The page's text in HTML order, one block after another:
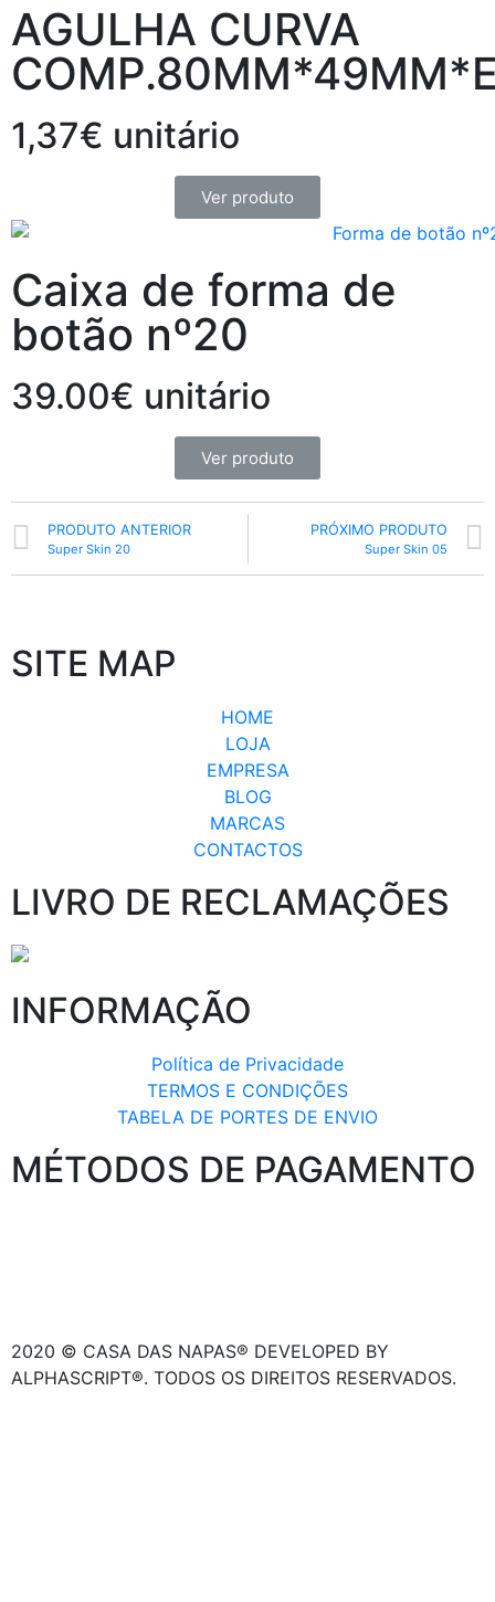
AGULHA CURVA
1,37€ unitário
Ver produto
Caixa de forma de
botão nº20
39.00€ unitário
Ver produto
PRODUTO ANTERIOR
Super Skin 20
PRÓXIMO PRODUTO
Super Skin 05
SITE MAP
HOME
LOJA
EMPRESA
BLOG
MARCAS
CONTACTOS
LIVRO DE RECLAMAÇÕES
INFORMAÇÃO
Política de Privacidade
TERMOS E CONDIÇÕES
TABELA DE PORTES DE ENVIO
MÉTODOS DE PAGAMENTO
2020 © CASA DAS NAPAS® DEVELOPED BY
ALPHASCRIPT®. TODOS OS DIREITOS RESERVADOS.